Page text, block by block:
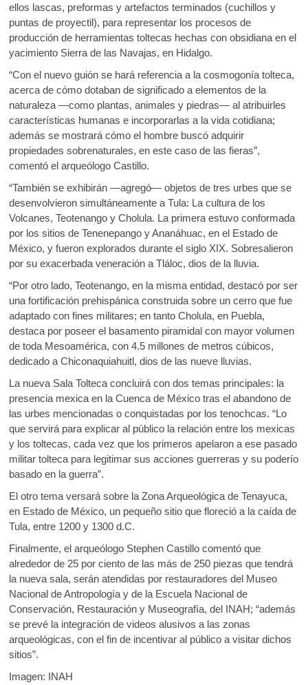
ellos lascas, preformas y artefactos terminados (cuchillos y
puntas de proyectil), para representar los procesos de
producción de herramientas toltecas hechas con obsidiana en el
yacimiento Sierra de las Navajas, en Hidalgo.
“Con el nuevo guión se hará referencia a la cosmogonía tolteca,
acerca de cómo dotaban de significado a elementos de la
naturaleza —como plantas, animales y piedras— al atribuirles
características humanas e incorporarlas a la vida cotidiana;
además se mostrará cómo el hombre buscó adquirir
propiedades sobrenaturales, en este caso de las fieras”,
comentó el arqueólogo Castillo.
“También se exhibirán —agregó— objetos de tres urbes que se
desenvolvieron simultáneamente a Tula: La cultura de los
Volcanes, Teotenango y Cholula. La primera estuvo conformada
por los sitios de Tenenepango y Ananáhuac, en el Estado de
México, y fueron explorados durante el siglo XIX. Sobresalieron
por su exacerbada veneración a Tláloc, dios de la lluvia.
“Por otro lado, Teotenango, en la misma entidad, destacó por ser
una fortificación prehispánica construida sobre un cerro que fue
adaptado con fines militares; en tanto Cholula, en Puebla,
destaca por poseer el basamento piramidal con mayor volumen
de toda Mesoamérica, con 4.5 millones de metros cúbicos,
dedicado a Chiconaquiahuitl, dios de las nueve lluvias.
La nueva Sala Tolteca concluirá con dos temas principales: la
presencia mexica en la Cuenca de México tras el abandono de
las urbes mencionadas o conquistadas por los tenochcas. “Lo
que servirá para explicar al público la relación entre los mexicas
y los toltecas, cada vez que los primeros apelaron a ese pasado
militar tolteca para legitimar sus acciones guerreras y su poderío
basado en la guerra”.
El otro tema versará sobre la Zona Arqueológica de Tenayuca,
en Estado de México, un pequeño sitio que floreció a la caída de
Tula, entre 1200 y 1300 d.C.
Finalmente, el arqueólogo Stephen Castillo comentó que
alrededor de 25 por ciento de las más de 250 piezas que tendrá
la nueva sala, serán atendidas por restauradores del Museo
Nacional de Antropología y de la Escuela Nacional de
Conservación, Restauración y Museografía, del INAH; “además
se prevé la integración de videos alusivos a las zonas
arqueológicas, con el fin de incentivar al público a visitar dichos
sitios”.
Imagen: INAH